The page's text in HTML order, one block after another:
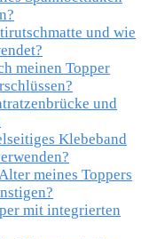
und wie
meinen Topper
und
Klebeband
meines Toppers
mit integrierten